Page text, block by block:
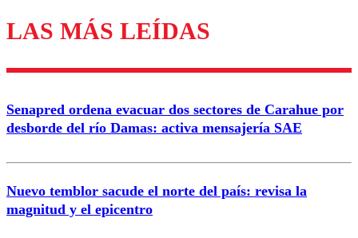
Enviar comentario
LAS MÁS LEÍDAS
Senapred ordena evacuar dos sectores de Carahue por
desborde del río Damas: activa mensajería SAE
Nuevo temblor sacude el norte del país: revisa la
magnitud y el epicentro